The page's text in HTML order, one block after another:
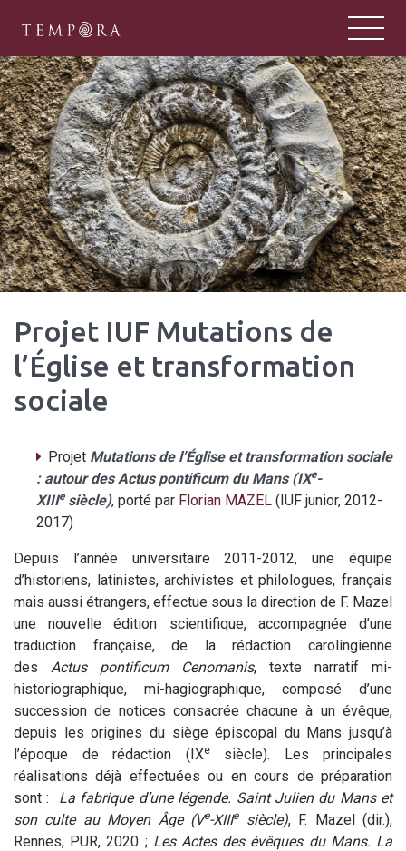
TEMPORA
Tempora : un pôle majeur de la
Projet IUF Mutations de
l’Église et transformation
sociale
Projet Mutations de l’Église et transformation sociale
: autour des Actus pontificum du Mans (IXe-
XIIIesiècle), porté par Florian MAZEL (IUF junior, 2012-
2017)
Depuis l’année universitaire 2011-2012, une équipe
d’historiens, latinistes, archivistes et philologues, français
mais aussi étrangers, effectue sous la direction de F. Mazel
une nouvelle édition scientifique, accompagnée d’une
traduction française, de la rédaction carolingienne
des Actus pontificum Cenomanis, texte narratif mi-
historiographique, mi-hagiographique, composé d’une
succession de notices consacrée chacune à un évêque,
depuis les origines du siège épiscopal du Mans jusqu’à
l’époque de rédaction (IXesiècle). Les principales
réalisations déjà effectuées ou en cours de préparation
sont :
La fabrique d’une légende. Saint Julien du Mans et
son culte au Moyen Âge (Ve-XIIIesiècle), F. Mazel (dir.),
Rennes, PUR, 2020 ; Les Actes des évêques du Mans. La